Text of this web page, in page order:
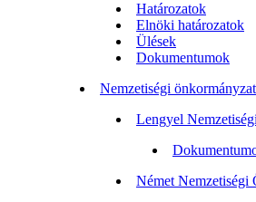
Határozatok
Elnöki határozatok
Ülések
Dokumentumok
Nemzetiségi
Lengyel
Német Nemzetiségi